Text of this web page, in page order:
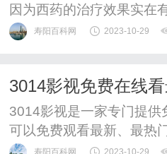
因为西药的治疗效果实在
寿阳百科网 2023-10-29
3014影视免费在线
3014影视是一家专门提
可以免费观看最新、最热
每天都会更新最新的电影
寿阳百科网 2023-10-29